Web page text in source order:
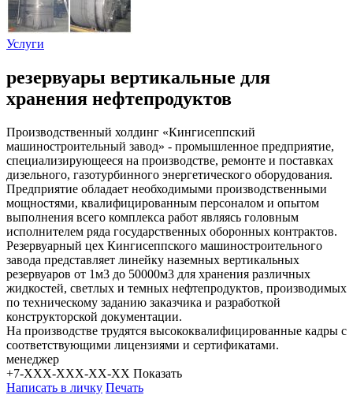
Услуги
резервуары вертикальные для
хранения нефтепродуктов
Производственный холдинг «Кингисеппский
машиностроительный завод» - промышленное предприятие,
специализирующееся на производстве, ремонте и поставках
дизельного, газотурбинного энергетического оборудования.
Предприятие обладает необходимыми производственными
мощностями, квалифицированным персоналом и опытом
выполнения всего комплекса работ являясь головным
исполнителем ряда государственных оборонных контрактов.
Резервуарный цех Кингисеппского машиностроительного
завода представляет линейку наземных вертикальных
резервуаров от 1м3 до 50000м3 для хранения различных
жидкостей, светлых и темных нефтепродуктов, производимых
по техническому заданию заказчика и разработкой
конструкторской документации.
На производстве трудятся высококвалифицированные кадры с
соответствующими лицензиями и сертификатами.
менеджер
+7-XXX-XXX-XX-XX Показать
Написать в личку Печать